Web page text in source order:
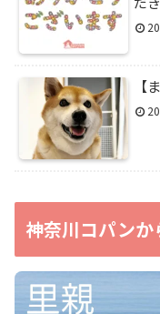
【
神奈川コパンか